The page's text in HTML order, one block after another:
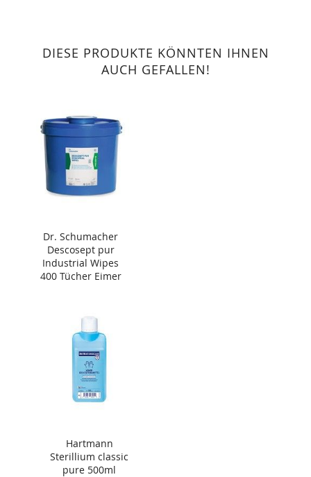
DIESE PRODUKTE KÖNNTEN IHNEN
AUCH GEFALLEN!
Dr. Schumacher
Descosept pur
Industrial Wipes
400 Tücher Eimer
Hartmann
Sterillium classic
pure 500ml